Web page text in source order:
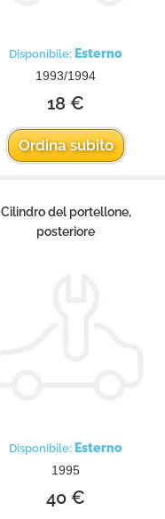
Disponibile: Esterno
1993/1994
18 €
Ordina subito
Cilindro del portellone,
posteriore
Disponibile: Esterno
1995
40 €